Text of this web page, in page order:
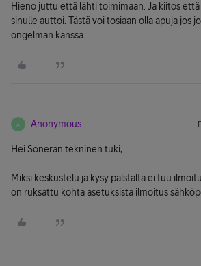
Hieno juttu että lähti toimimaan. Ja kiitos
sinulle auttoi. Tästä voi tosiaan olla apuja jos
ongelman kanssa.
A Anonymous
Hei Soneran tekninen tuki,
Miksi keskustelu ja kysy palstalta ei tuu
on ruksattu kohta asetuksista ilmoitus